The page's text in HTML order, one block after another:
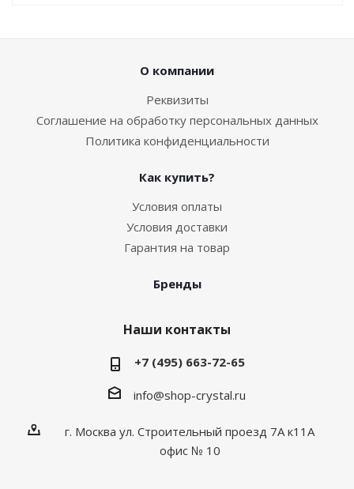
О компании
Реквизиты
Соглашение на обработку персональных данных
Политика конфиденциальности
Как купить?
Условия оплаты
Условия доставки
Гарантия на товар
Бренды
Наши контакты
+7 (495) 663-72-65
info@shop-crystal.ru
г. Москва ул. Строительный проезд 7А к11А
офис № 10